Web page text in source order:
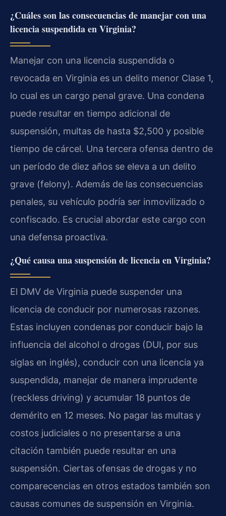
¿Cuáles son las consecuencias de manejar con una
licencia suspendida en Virginia?
Manejar con una licencia suspendida o
revocada en Virginia es un delito menor Clase 1,
lo cual es un cargo penal grave. Una condena
puede resultar en tiempo adicional de
suspensión, multas de hasta $2,500 y posible
tiempo de cárcel. Una tercera ofensa dentro de
un período de diez años se eleva a un delito
grave (felony). Además de las consecuencias
penales, su vehículo podría ser inmovilizado o
confiscado. Es crucial abordar este cargo con
una defensa proactiva.
¿Qué causa una suspensión de licencia en Virginia?
El DMV de Virginia puede suspender una
licencia de conducir por numerosas razones.
Estas incluyen condenas por conducir bajo la
influencia del alcohol o drogas (DUI, por sus
siglas en inglés), conducir con una licencia ya
suspendida, manejar de manera imprudente
(reckless driving) y acumular 18 puntos de
demérito en 12 meses. No pagar las multas y
costos judiciales o no presentarse a una
citación también puede resultar en una
suspensión. Ciertas ofensas de drogas y no
comparecencias en otros estados también son
causas comunes de suspensión en Virginia.